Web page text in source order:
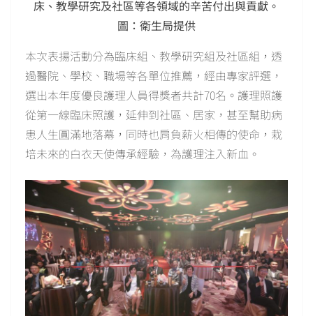
床、教學研究及社區等各領域的辛苦付出與貢獻。
圖：衛生局提供
本次表揚活動分為臨床組、教學研究組及社區組，透
過醫院、學校、職場等各單位推薦，經由專家評選，
選出本年度優良護理人員得獎者共計70名。護理照護
從第一線臨床照護，延伸到社區、居家，甚至幫助病
患人生圓滿地落幕，同時也肩負薪火相傳的使命，栽
培未來的白衣天使傳承經驗，為護理注入新血。